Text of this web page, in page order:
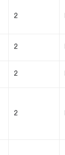
2
2
2
2